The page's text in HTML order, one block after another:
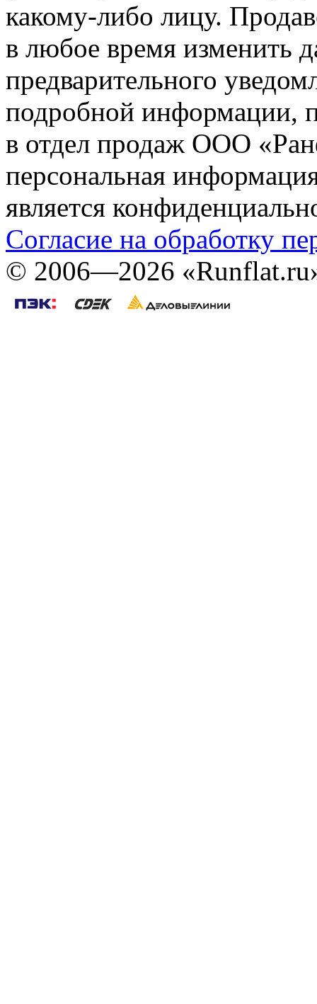
какому-либо лицу.
в любое время изменить
предварительного
подробной информации,
в отдел продаж ООО
персональная
является
Согласие на обработку
© 2006—2026